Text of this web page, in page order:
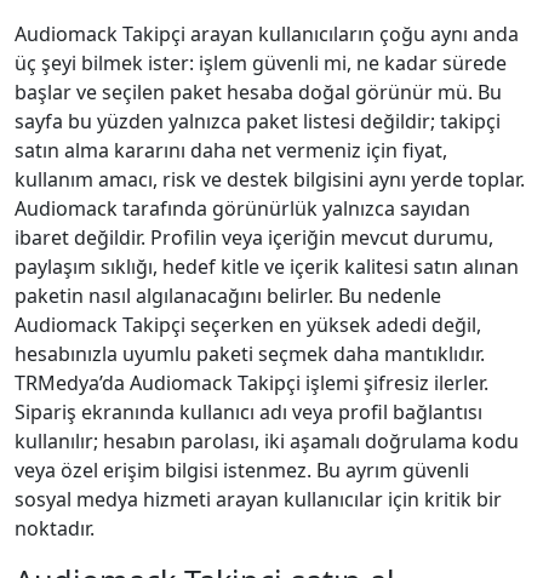
Audiomack Takipçi arayan kullanıcıların çoğu aynı anda
üç şeyi bilmek ister: işlem güvenli mi, ne kadar sürede
başlar ve seçilen paket hesaba doğal görünür mü. Bu
sayfa bu yüzden yalnızca paket listesi değildir; takipçi
satın alma kararını daha net vermeniz için fiyat,
kullanım amacı, risk ve destek bilgisini aynı yerde toplar.
Audiomack tarafında görünürlük yalnızca sayıdan
ibaret değildir. Profilin veya içeriğin mevcut durumu,
paylaşım sıklığı, hedef kitle ve içerik kalitesi satın alınan
paketin nasıl algılanacağını belirler. Bu nedenle
Audiomack Takipçi seçerken en yüksek adedi değil,
hesabınızla uyumlu paketi seçmek daha mantıklıdır.
TRMedya’da Audiomack Takipçi işlemi şifresiz ilerler.
Sipariş ekranında kullanıcı adı veya profil bağlantısı
kullanılır; hesabın parolası, iki aşamalı doğrulama kodu
veya özel erişim bilgisi istenmez. Bu ayrım güvenli
sosyal medya hizmeti arayan kullanıcılar için kritik bir
noktadır.